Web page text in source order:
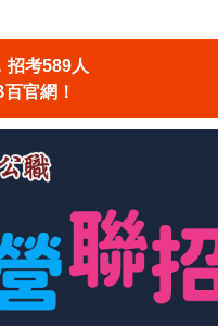
招考589人
官網！